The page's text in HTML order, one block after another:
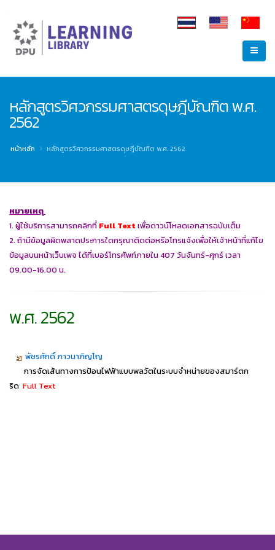
หลักสูตรวิศวกรรมศาสตรดุษฎีบัณฑิต พ.ศ.
2562
หน้าหลัก หลักสูตรวิศวกรรมศาสตรดุษฎีบัณฑิต พ.ศ. 2562
หมายเหตุ
1. ผู้ใช้บริการสามารถคลิกที่ Full Text เพื่อดาวน์โหลดเอกสารฉบับเต็ม
2. ถ้ามีข้อมูลผิดพลาดประการใดกรุณาติดต่อหรือโทรแจ้งเพื่อให้เจ้าหน้าที่แก้ไข
ข้อมูลบนหน้าเว็บเพจ ได้ที่เบอร์โทรศัพท์ภายใน 407 วันจันทร์-ศุกร์ เวลา
09.00-16.00 น.
พ.ศ. 2562
พัชรศักดิ์ ภาวนาภิญโญ
การจัดเส้นทางการป้อนไฟฟ้าแบบพลวัตในระบบจำหน่ายของสมาร์ตก
ริด Full Text